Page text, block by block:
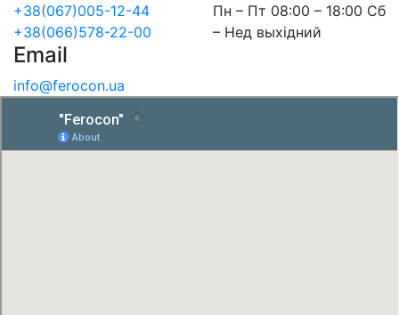
+38(067)005-12-44
+38(066)578-22-00
Пн – Пт 08:00 – 18:00 Сб
– Нед выхідний
Email
info@ferocon.ua